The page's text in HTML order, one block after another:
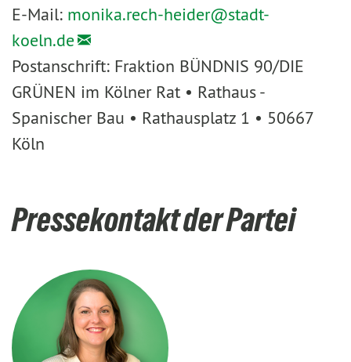
E-Mail: monika.rech-heider@stadt-
koeln.de
Postanschrift: Fraktion BÜNDNIS 90/DIE
GRÜNEN im Kölner Rat • Rathaus -
Spanischer Bau • Rathausplatz 1 • 50667
Köln
Pressekontakt der Partei